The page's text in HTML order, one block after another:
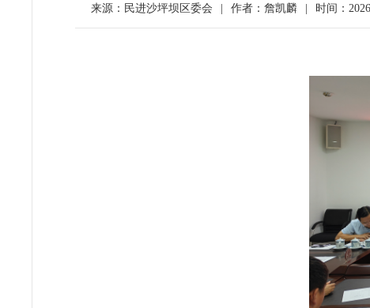
来源：民进沙坪坝区委会 作者：詹凯麟 时间：